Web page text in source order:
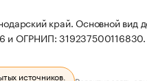
край. Основной вид
и ОГРНИП: 319237500116830.
источников.